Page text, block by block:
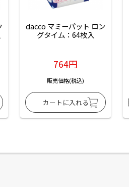
dacco マミーパット ロン
グタイム：64枚入
764円
販売価格(税込)